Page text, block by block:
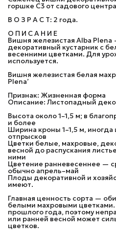
горшке C3 от садового
В О З Р А С Т: 2 года.
О П И С А Н И Е
Вишня железистая Alba
декоративный кустарник с
весенними цветками. Для
используется.
Вишня железистая белая
Plena’
Признак: Жизненная форма
Описание: Листопадный
Высота около 1–1,5 м; в
и более
Ширина кроны 1–1,5 м, иногда
отпрысков
Цветки белые, махровые,
весной до распускания
ними
Цветение ранневесеннее —
обычно апрель–май
Плоды декоративной и
имеют.
Главная ценность сорта —
белыми махровыми цветками.
прошлого года, поэтому
или ранней весной может
цветков.